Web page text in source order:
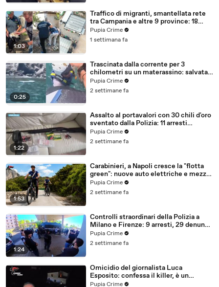
1:03
Traffico di migranti, smantellata rete
tra Campania e altre 9 province: 18
arresti (27.07.26)
Pupia Crime
1 settimana fa
0:25
Trascinata dalla corrente per 3
chilometri su un materassino: salvata
dalla Polizia (25.07.26)
Pupia Crime
2 settimane fa
1:22
Assalto al portavalori con 30 chili d'oro
sventato dalla Polizia: 11 arresti
(25.07.26)
Pupia Crime
2 settimane fa
1:53
Carabinieri, a Napoli cresce la "flotta
green": nuove auto elettriche e mezzi
sostenibili anche sulle isole (25.07.26)
Pupia Crime
2 settimane fa
1:24
Controlli straordinari della Polizia a
Milano e Firenze: 9 arresti, 29 denunce
e oltre 7mila persone identificate
(25.07.26)
Pupia Crime
2 settimane fa
Omicidio del giornalista Luca
Esposito: confessa il killer, è un
26enne tunisino (25.07.26)
Pupia Crime